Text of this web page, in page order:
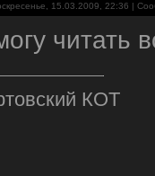
15.03.2009, 22:36 |
читать
КОТ